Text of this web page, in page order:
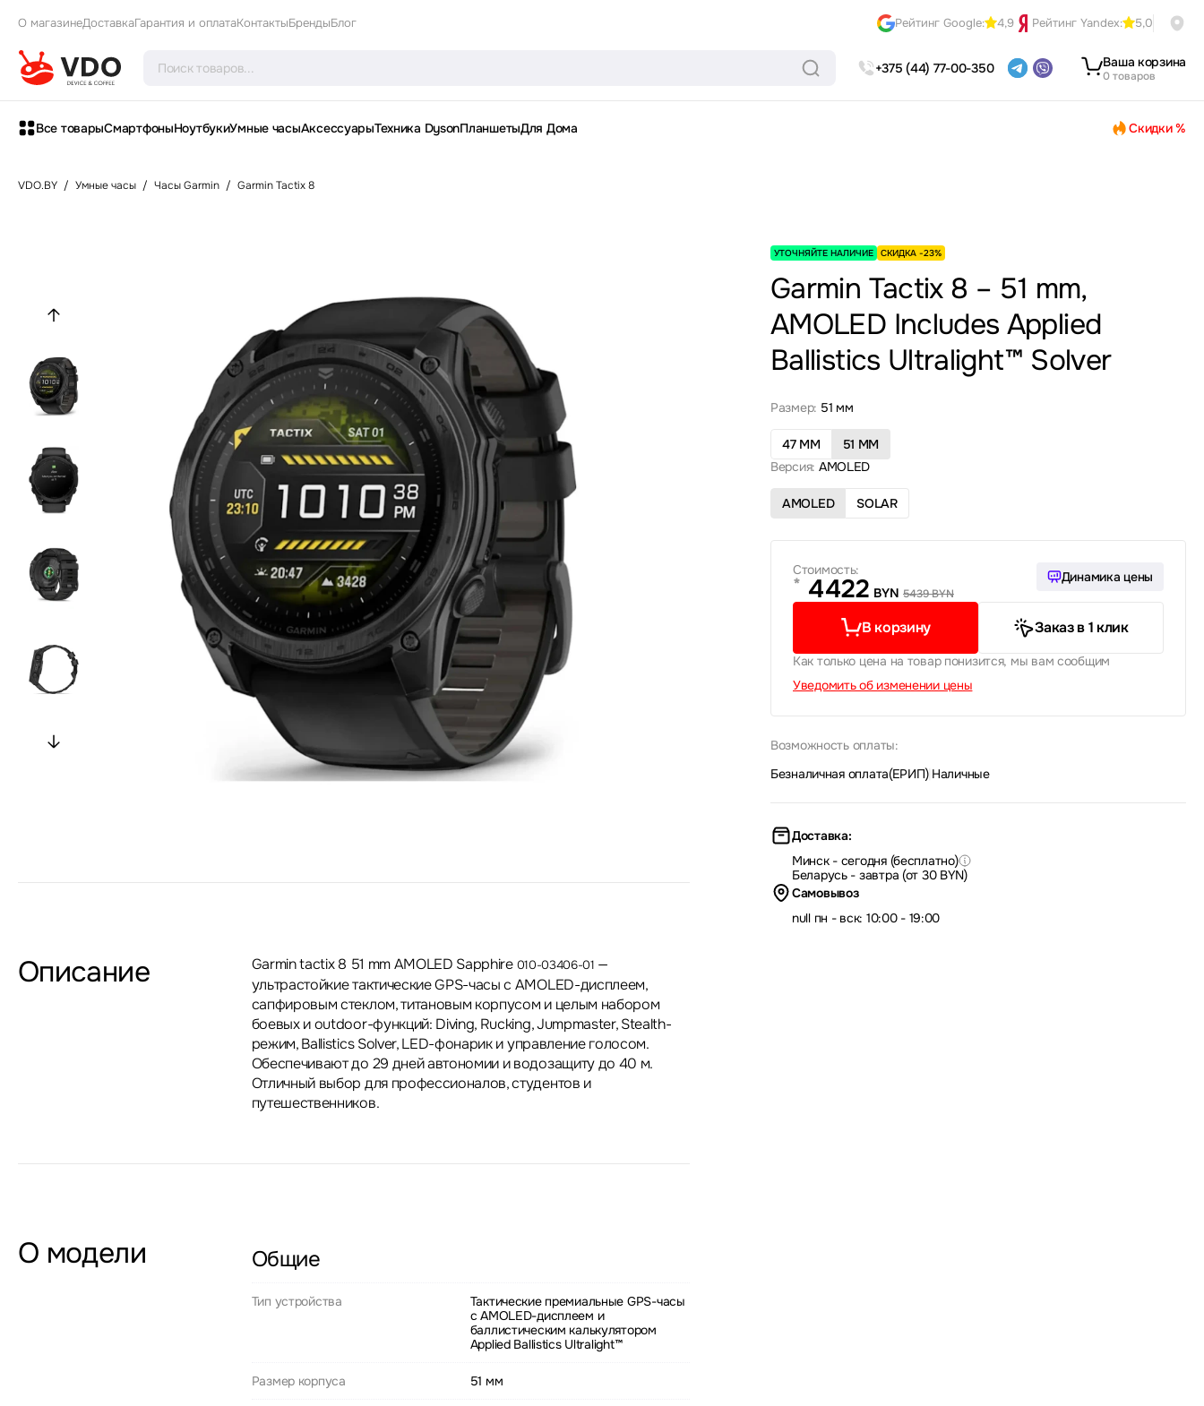
О магазинеДоставкаГарантия и оплатаКонтактыБрендыБлог Рейтинг Google: 4,9 Рейтинг Yandex: 5,0
+375 (44) 77-00-350 Ваша корзина
0 товаров
Все товарыСмартфоныНоутбукиУмные часыАксессуарыТехника DysonПланшетыДля Дома Скидки %
VDO.BY / Умные часы / Часы Garmin / Garmin Tactix 8
Описание Garmin tactix 8 51 mm AMOLED Sapphire 010-03406-01 —
ультрастойкие тактические GPS-часы с AMOLED-дисплеем,
сапфировым стеклом, титановым корпусом и целым набором
боевых и outdoor-функций: Diving, Rucking, Jumpmaster, Stealth-
режим, Ballistics Solver, LED-фонарик и управление голосом.
Обеспечивают до 29 дней автономии и водозащиту до 40 м.
Отличный выбор для профессионалов, студентов и
путешественников.
О модели Общие
Тип устройства
Тактические премиальные GPS-часы
с AMOLED-дисплеем и
баллистическим калькулятором
Applied Ballistics Ultralight™
Размер корпуса 51 мм
УТОЧНЯЙТЕ НАЛИЧИЕ СКИДКА -23%
Garmin Tactix 8 – 51 mm,
AMOLED Includes Applied
Ballistics Ultralight™ Solver
Размер: 51 мм
47 ММ
51 ММ
Версия: AMOLED
AMOLED SOLAR
Стоимость:
* 4422 BYN 5439 BYN
Динамика цены
В корзину Заказ в 1 клик
Как только цена на товар понизится, мы вам сообщим
Уведомить об изменении цены
Возможность оплаты:
Безналичная оплата(ЕРИП)| Наличные
Доставка:
Минск - сегодня (бесплатно)
Беларусь - завтра (от 30 BYN)
Самовывоз
null пн - вск: 10:00 - 19:00